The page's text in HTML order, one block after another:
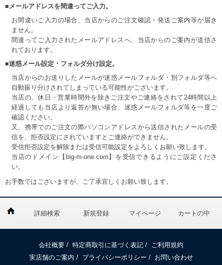
■メールアドレスを間違ってご入力。
お間違いご入力の場合、当店からのご注文確認・発送ご案内等が届き
ません。
間違ってご入力されたメールアドレスへ、当店からのご案内が送信さ
れております。
■迷惑メール設定・フォルダ分け設定。
当店からのお送りしたメールが迷惑メールフォルダ・別フォルダ等へ
自動振り分けされてしまっている可能性がございます。
当店の、休日・営業時間外を除きご注文やご連絡をされて24時間以上
経過しても当店より返答が無い場合、迷惑メールフォルダ等を一度ご
確認ください。
又、携帯でのご注文の際パソコンアドレスから送信されたメールの受
信を、拒否設定にされていますとご連絡ができません。
受信拒否設定を解除または受信可能設定をよろしくお願い致します。
当店のドメイン【big-m-one.com】を受信できるようにご設定くださ
い。
お手数ではございますが、ご了承宜しくお願い致します。
詳細検索 新規登録 マイページ カートの中
会社概要 / 特定商取引に基づく表記 /
ご利用規約
実店舗のご案内 / プライバシーポリシー / お問い合わせ